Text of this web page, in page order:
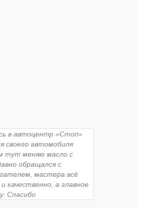
в автоцентр «Стоп»
своего автомобиля
тут меняю масло с
обращался с
мастера всё
качественно, а главное
Спасибо